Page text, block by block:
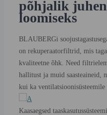
5.5. Kust ma saan
rekuperaatori filtreid?
põhjalik
loomiseks
BLAUBERGi
on rekuperaatorfiltrid, mis
kvaliteetne õhk. Need
hallitust ja muid saasteaineid,
kui ka ventilatsioonisüsteemile
Kaasaegsed